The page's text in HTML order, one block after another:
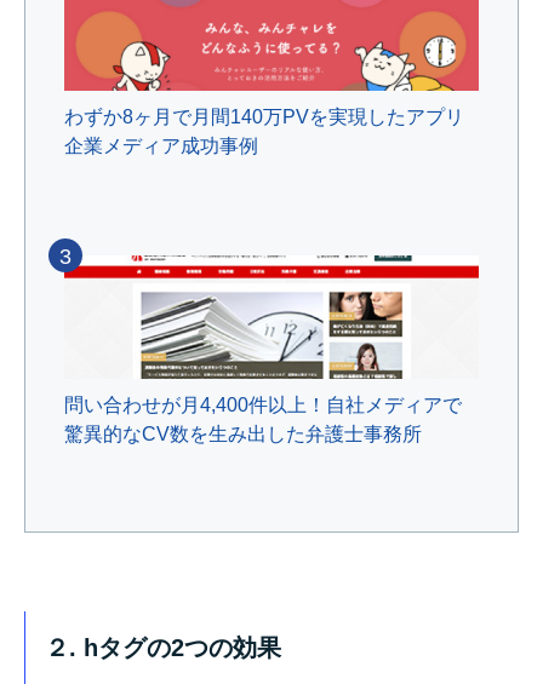
わずか8ヶ月で月間140万PVを実現したアプリ
企業メディア成功事例
問い合わせが月4,400件以上！自社メディアで
驚異的なCV数を生み出した弁護士事務所
3
２. hタグの2つの効果